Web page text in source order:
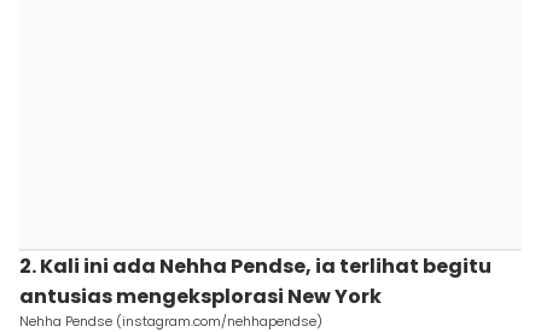
2. Kali ini ada Nehha Pendse, ia terlihat begitu
antusias mengeksplorasi New York
Nehha Pendse (instagram.com/nehhapendse)